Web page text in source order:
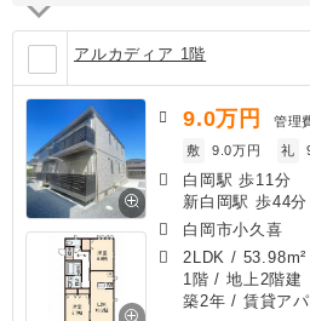
アルカディア 1階
9.0万円 管理
敷
9.0万円 礼
白岡駅 歩11分
新白岡駅 歩44分
白岡市小久喜
2LDK / 53.98m²
1階 / 地上2階建
築2年 / 賃貸アパ